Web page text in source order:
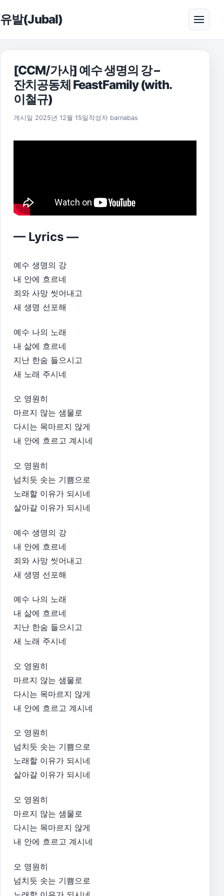
유발(Jubal) 메뉴
[CCM/가사] 예수 생명의 강 –
잔치공동체 FeastFamily (with.
이철규)
게시일 2025년 12월 15일 작성자 barnabas
— Lyrics —
예수 생명의 강
내 안에 흐르네
죄와 사망 씻어내고
새 생명 선포해
예수 나의 노래
내 삶에 흐르네
지난 한숨 들으시고
새 노래 주시네
오 영원히
마르지 않는 샘물로
다시는 목마르지 않게
내 안에 흐르고 계시네
오 영원히
넘치듯 솟는 기쁨으로
노래할 이유가 되시네
살아갈 이유가 되시네
예수 생명의 강
내 안에 흐르네
죄와 사망 씻어내고
새 생명 선포해
예수 나의 노래
내 삶에 흐르네
지난 한숨 들으시고
새 노래 주시네
오 영원히
마르지 않는 샘물로
다시는 목마르지 않게
내 안에 흐르고 계시네
오 영원히
넘치듯 솟는 기쁨으로
노래할 이유가 되시네
살아갈 이유가 되시네
오 영원히
마르지 않는 샘물로
다시는 목마르지 않게
내 안에 흐르고 계시네
오 영원히
넘치듯 솟는 기쁨으로